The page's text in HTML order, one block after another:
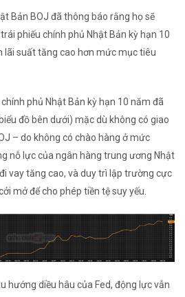
Bản BOJ đã thông báo rằng họ sẽ
phiếu chính phủ Nhật Bản kỳ hạn 10
lãi suất tăng cao hơn mức mục tiêu
phủ Nhật Bản kỳ hạn 10 năm đã
đồ bên dưới) mặc dù không có giao
– do không có chào hàng ở mức
nỗ lực củangân hàng trung ương Nhật
vay tăng cao, và duy trì lập trường cực
mở để cho phép tiền tệ suy yếu.
hướng diều hâu của Fed, động lực vẫn